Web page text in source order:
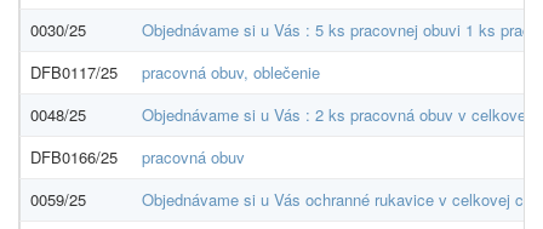
0030/25
Objednávame si u Vás : 5 ks pracovnej obuvi 1 ks
DFB0117/25
pracovná obuv, oblečenie
0048/25
Objednávame si u Vás : 2 ks pracovná obuv v celkovej
DFB0166/25
pracovná obuv
0059/25
Objednávame si u Vás ochranné rukavice v celkovej